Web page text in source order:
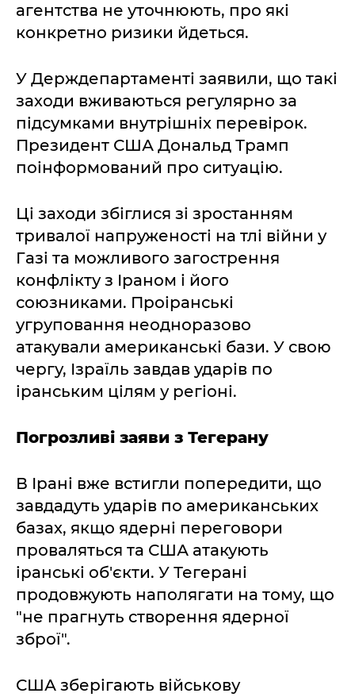
агентства не уточнюють, про які
конкретно ризики йдеться.
У Держдепартаменті заявили, що такі
заходи вживаються регулярно за
підсумками внутрішніх перевірок.
Президент США Дональд Трамп
поінформований про ситуацію.
Ці заходи збіглися зі зростанням
тривалої напруженості на тлі війни у
Газі та можливого загострення
конфлікту з Іраном і його
союзниками. Проіранські
угруповання неодноразово
атакували американські бази. У свою
чергу, Ізраїль завдав ударів по
іранським цілям у регіоні.
Погрозливі заяви з Тегерану
В Ірані вже встигли попередити, що
завдадуть ударів по американських
базах, якщо ядерні переговори
проваляться та США атакують
іранські об'єкти. У Тегерані
продовжують наполягати на тому, що
"не прагнуть створення ядерної
зброї".
США зберігають військову